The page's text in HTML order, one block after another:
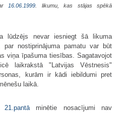
16.06.1999 . likumu, kas stājas spēkā
lūdzējs nevar iesniegt šā likuma
nostiprinājuma pamatu var būt
viņa īpašuma tiesības. Sagatavojot
laikrakstā "Latvijas Vēstnesis"
kurām ir kādi iebildumi pret
laikā.
21.pantāminētie nosacījumi nav